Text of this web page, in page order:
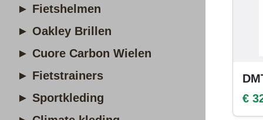
► Fietshelmen
► Oakley Brillen
► Cuore Carbon Wielen
► Fietstrainers
► Sportkleding
€